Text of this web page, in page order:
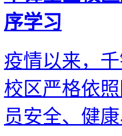
序学习
疫情以来，
校区严格依
员安全、健